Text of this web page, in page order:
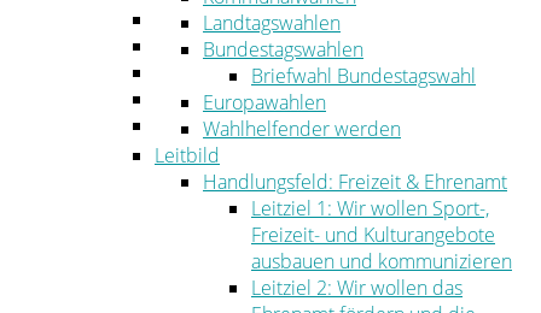
Bauen und Planen
Abfall
Umwelt
Ordnung
Landtagswahlen
Bundestagswahlen
Briefwahl Bundestagswahl
Europawahlen
Wahlhelfender werden
Leitbild
Handlungsfeld: Freizeit & Ehrenamt
Leitziel 1: Wir wollen Sport-,
Freizeit- und Kulturangebote
ausbauen und kommunizieren
Leitziel 2: Wir wollen das